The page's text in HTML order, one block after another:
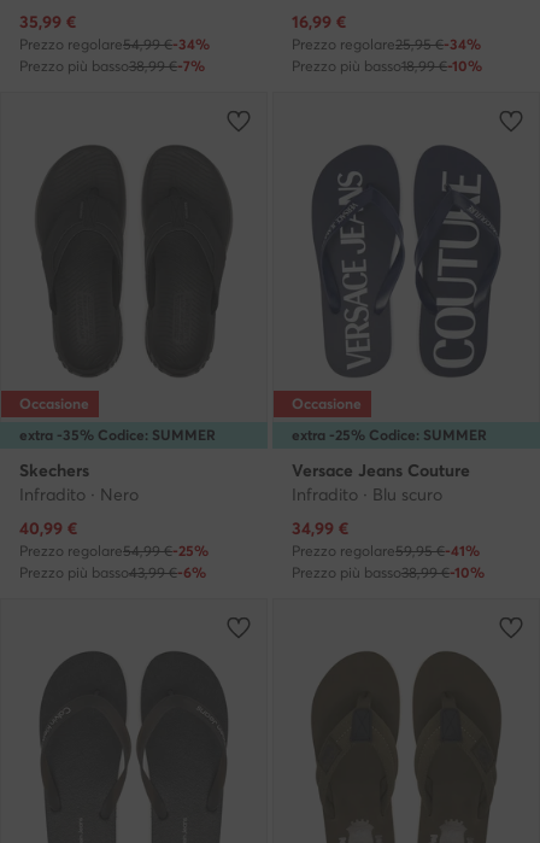
Prezzo attuale
35,99 €
Prezzo regolare54,99 €-34%
Prezzo più basso38,99 €-7%
Prezzo attuale
16,99 €
Prezzo regolare25,95 €-34%
Prezzo più basso18,99 €-10%
extra -35% Codice: SUMMER
Occasione
Skechers
Infradito · Nero
Prezzo attuale
40,99 €
Prezzo regolare54,99 €-25%
Prezzo più basso43,99 €-6%
extra -25% Codice: SUMMER
Occasione
Versace Jeans Couture
Infradito · Blu scuro
Prezzo attuale
34,99 €
Prezzo regolare59,95 €-41%
Prezzo più basso38,99 €-10%